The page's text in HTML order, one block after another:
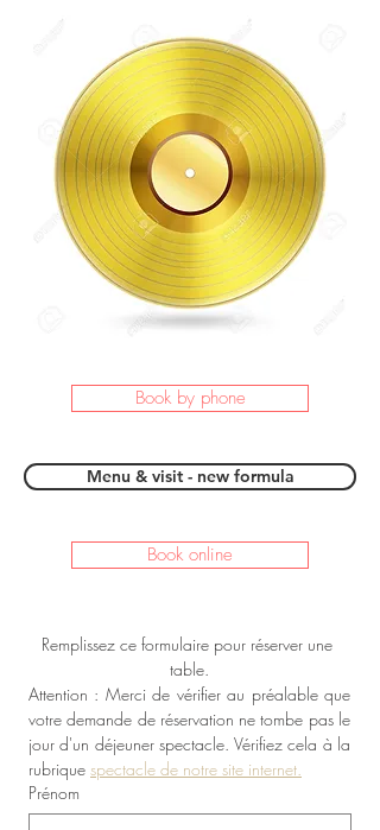
Book by phone
Menu & visit - new formula
Book online
Remplissez ce formulaire pour réserver une
table.
Attention : Merci de vérifier au préalable que
votre demande de réservation ne tombe pas le
jour d'un déjeuner spectacle. Vérifiez cela à la
rubrique spectacle de notre site internet.
Prénom